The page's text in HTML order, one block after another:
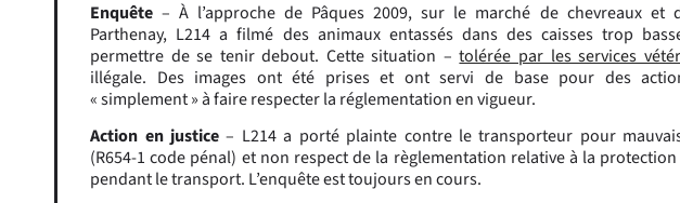
Enquête – À l’approche de Pâques 2009, sur le marché de chevreaux et
Parthenay, L214 a filmé des animaux entassés dans des caisses trop
permettre de se tenir debout. Cette situation –tolérée par les services
illégale. Des images ont été prises et ont servi de base pour des
« simplement » à faire respecter la réglementation en vigueur.
Action en justice– L214 a porté plainte contre le transporteur pour
(R654-1 code pénal) et non respect de la règlementation relative à la
pendant le transport. L’enquête est toujours en cours.